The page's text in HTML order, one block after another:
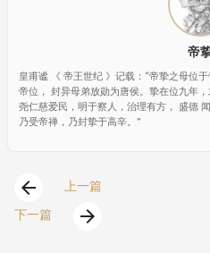
帝
皇甫谧 《 帝王世纪 》记载：“帝挚之母位
帝位， 封异母弟放勋为唐侯。挚在位九年
尧仁慈爱民，明于察人，治理有方， 盛德
乃受帝禅，乃封挚于高辛。”
arrow_back
上一篇
下一篇
arrow_forward